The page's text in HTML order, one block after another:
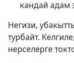
кандай адам
Негизи,
турбайт.
нерселерге